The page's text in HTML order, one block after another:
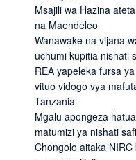
Msajili wa Hazina
na Maendeleo
Wanawake na vijana
uchumi kupitia nishati
REA yapeleka fursa
vituo vidogo vya
Tanzania
Mgalu apongeza
matumizi ya nishati
Chongolo aitaka